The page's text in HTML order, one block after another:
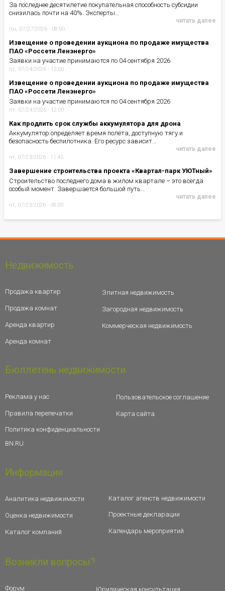
За последнее десятилетие покупательная способность субсидии
снизилась почти на 40%. Эксперты…
читать далее
пн, 07/27/2026 - 08:00
Извещение о проведении аукциона по продаже имущества
ПАО «Россети Ленэнерго»
Заявки на участие принимаются по 04 сентября 2026
пт, 07/24/2026 - 12:00
Извещение о проведении аукциона по продаже имущества
ПАО «Россети Ленэнерго»
Заявки на участие принимаются по 04 сентября 2026
пт, 07/24/2026 - 12:00
Как продлить срок службы аккумулятора для дрона
Аккумулятор определяет время полёта, доступную тягу и
безопасность беспилотника. Его ресурс зависит…
читать далее
чт, 07/23/2026 - 11:45
Завершение строительства проекта «Квартал-парк УЮТный»
Строительство последнего дома в жилом квартале – это всегда
особый момент. Завершается большой путь…
читать далее
чт, 07/23/2026 - 08:00
Недвижимость
Продажа квартир
Продажа комнат
Аренда квартир
Аренда комнат
Элитная недвижимость
Загородная недвижимость
Коммерческая недвижимость
Бюллетень недвижимости
Реклама у нас
Правила перепечатки
Политика конфиденциальности
BN.RU
Пользовательское соглашение
Карта сайта
Информация
Аналитика недвижимости
Оценка недвижимости
Каталог компаний
Каталог агенств недвижимости
Проектные декларации
Календарь мероприятий
Возникли вопросы?
Форум Юридическая консультация